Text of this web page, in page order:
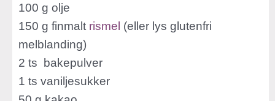
100 g olje
150 g finmalt rismel (eller lys glutenfri
melblanding)
2 ts bakepulver
1 ts vaniljesukker